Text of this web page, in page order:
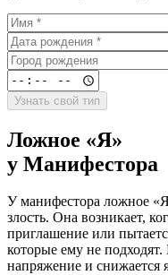
Узнать свой тип
Ложное «Я»
у Манифестора
У манифестора ложное
злость. Она возникает,
приглашение или
которые ему не
напряжение и снижается